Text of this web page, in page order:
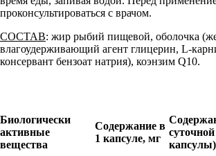
проконсультироваться с врачом.
СОСТАВ: жир рыбий пищевой, оболочка
влагоудерживающий агент глицерин, L-
консервант бензоат натрия), коэнзим Q10.
Биологически
активные
вещества
Содержание в
1 капсуле, мг
суточной
капсулы)